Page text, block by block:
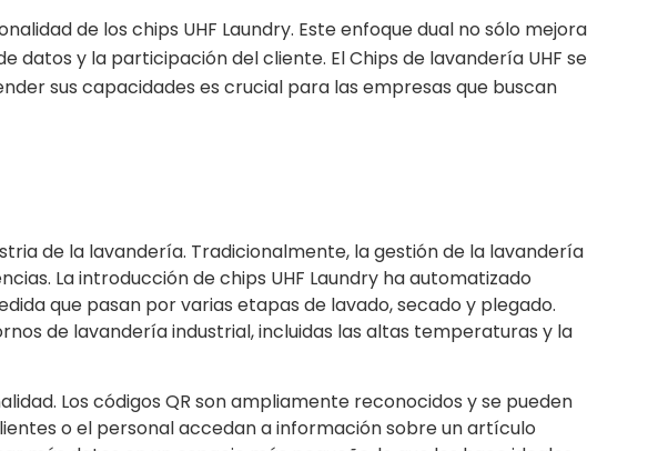
de los chips UHF Laundry. Este enfoque dual no sólo mejora
datos y la participación del cliente. ElChips de lavandería UHF se
sus capacidades es crucial para las empresas que buscan
de la lavandería. Tradicionalmente, la gestión de la lavandería
La introducción de chips UHF Laundry ha automatizado
que pasan por varias etapas de lavado, secado y plegado.
de lavandería industrial, incluidas las altas temperaturas y la
Los códigos QR son ampliamente reconocidos y se pueden
o el personal accedan a información sobre un artículo